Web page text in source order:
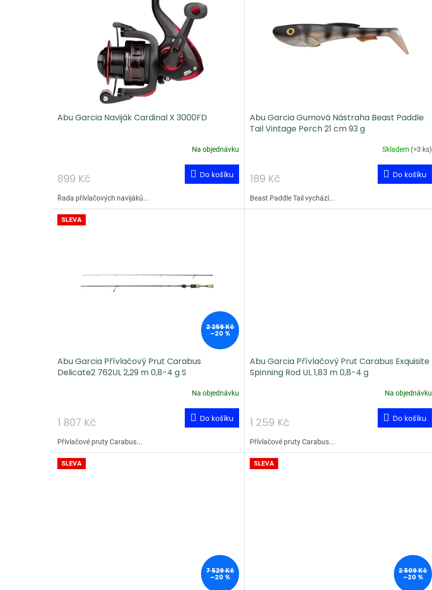
kAbu Garcia Naviják Cardinal X 3000FD
Na objednávku
899 Kč Do košíku
Řada přívlačových navijáků...
Abu Garcia Gumová Nástraha Beast Paddle
Tail Vintage Perch 21 cm 93 g
Skladem (>3 ks)
189 Kč Do košíku
Beast Paddle Tail vychází...
SLEVA
2 259 Kč
–20 %
Abu Garcia Přívlačový Prut Carabus
Delicate2 762UL 2,29 m 0,8-4 g S
Na objednávku
1 807 Kč Do košíku
Přívlačové pruty Carabus...
Abu Garcia Přívlačový Prut Carabus Exquisite
Spinning Rod UL 1,83 m 0,8-4 g
Na objednávku
1 259 Kč Do košíku
Přívlačové pruty Carabus...
SLEVA
7 529 Kč
–20 %
SLEVA
2 509 Kč
–20 %